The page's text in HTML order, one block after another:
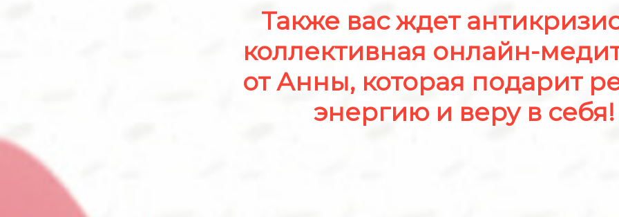
Также вас ждет
коллективная онлайн-
от Анны, которая подарит
энергию и веру в себя!